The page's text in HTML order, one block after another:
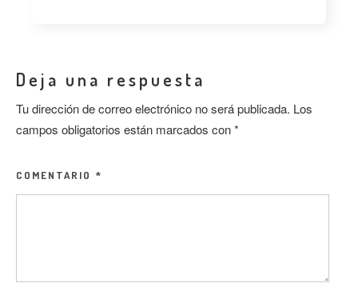
Deja una respuesta
Tu dirección de correo electrónico no será publicada. Los
campos obligatorios están marcados con*
COMENTARIO *